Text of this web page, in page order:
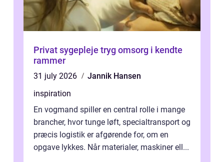
Privat sygepleje tryg omsorg i kendte
rammer
31 july 2026
Jannik Hansen
inspiration
En vogmand spiller en central rolle i mange
brancher, hvor tunge løft, specialtransport og
præcis logistik er afgørende for, om en
opgave lykkes. Når materialer, maskiner ell...